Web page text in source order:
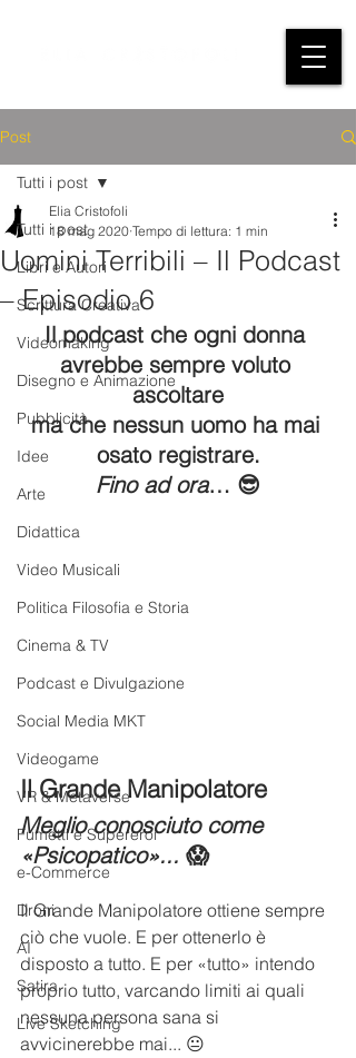
Post
Tutti i post
Libri e Autori
Scrittura Creativa
Videomaking
Disegno e Animazione
Pubblicità
Idee
Arte
Didattica
Video Musicali
Politica Filosofia e Storia
Cinema & TV
Podcast e Divulgazione
Social Media MKT
Videogame
VR & Metaverse
Fumetti e Supereroi
e-Commerce
Droni
AI
Satira
Live Sketching
Tutti i post
Uomini Terribili – Il Podcast
– Episodio 6
Elia Cristofoli
18 mag 2020 Tempo di lettura: 1 min
Il podcast che ogni donna
avrebbe sempre voluto
ascoltare
ma che nessun uomo ha mai
osato registrare.
Fino ad ora… 😎
Il Grande Manipolatore
Meglio conosciuto come
«Psicopatico»... 😱
Il Grande Manipolatore ottiene sempre
ciò che vuole. E per ottenerlo è
disposto a tutto. E per «tutto» intendo
proprio tutto, varcando limiti ai quali
nessuna persona sana si
avvicinerebbe mai... 😐